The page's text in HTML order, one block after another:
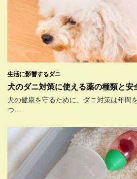
生活に影響するダニ
犬のダニ対策に使える薬の種類と安
犬の健康を守るために、ダニ対策は年間
つ…